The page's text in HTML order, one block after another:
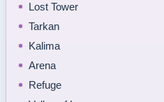
Lost Tower
Tarkan
Kalima
Arena
Refuge